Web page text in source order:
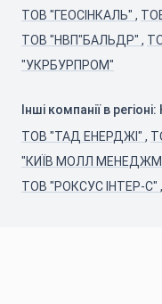
ТОВ "ГЕОСІНКАЛЬ" ,
ТОВ "НВП"БАЛЬДР" ,
"УКРБУРПРОМ"
Інші компанії в регіоні:
ТОВ "ТАД ЕНЕРДЖІ" ,
"КИЇВ МОЛЛ
ТОВ "РОКСУС ІНТЕР-С" ,